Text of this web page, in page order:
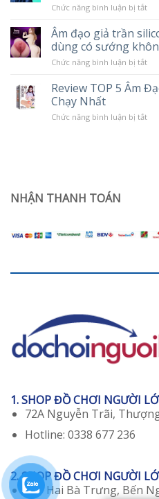
sử
Cấp
10
Độ
Chức năng bình luận bị tắtở
khô
ở
sinh
Âm đạo giả trần
dùng có sướng
Chức năng bình luận bị tắtở
giả
Review TOP 5 Âm
Chạy Nhất
Chức năng bình luận bị tắtở
NHẬN THANH TOÁN
1. SHOP ĐỒ CHƠI NGƯỜI
72A Nguyễn Trãi,
Hotline: 0338 677 236
2. SHOP ĐỒ CHƠI NGƯỜI
129 Hai Bà Trưng, Bến